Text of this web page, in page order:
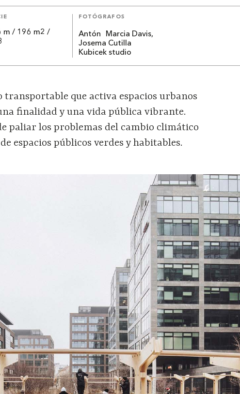
m / 196 m2 /
FOTÓGRAFOS
Antón Marcia Davis,
Josema Cutilla
Kubicek studio
transportable que activa espacios urbanos
finalidad y una vida pública vibrante.
paliar los problemas del cambio climático
espacios públicos verdes y habitables.